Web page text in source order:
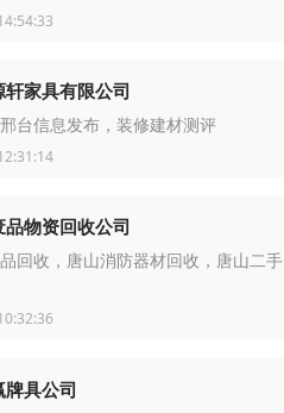
家具有限公司
台信息发布，装修建材测评
物资回收公司
回收，唐山消防器材回收，唐山二
具公司